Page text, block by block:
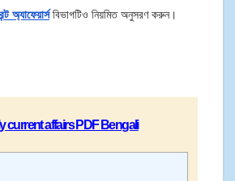
অ্যাফেয়ার্সবিভাগটিও নিয়মিত অনুসরণ করুন।
current affairs PDF Bengali